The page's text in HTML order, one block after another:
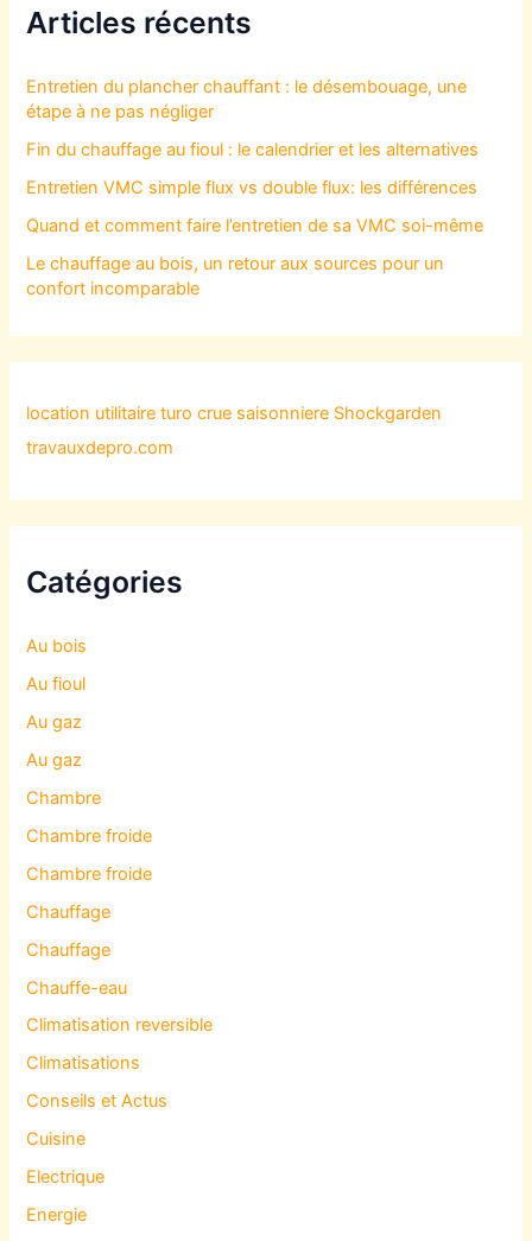
Articles récents
Entretien du plancher chauffant : le désembouage, une
étape à ne pas négliger
Fin du chauffage au fioul : le calendrier et les alternatives
Entretien VMC simple flux vs double flux: les différences
Quand et comment faire l’entretien de sa VMC soi-même
Le chauffage au bois, un retour aux sources pour un
confort incomparable
location utilitaire turo crue saisonniere Shockgarden
travauxdepro.com
Catégories
Au bois
Au fioul
Au gaz
Au gaz
Chambre
Chambre froide
Chambre froide
Chauffage
Chauffage
Chauffe-eau
Climatisation reversible
Climatisations
Conseils et Actus
Cuisine
Electrique
Energie